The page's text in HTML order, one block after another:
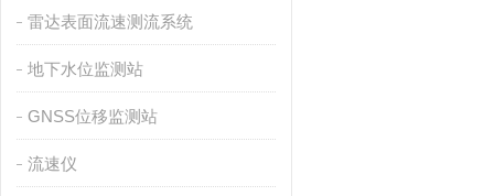
雷达表面流速测流系统
地下水位监测站
GNSS位移监测站
流速仪